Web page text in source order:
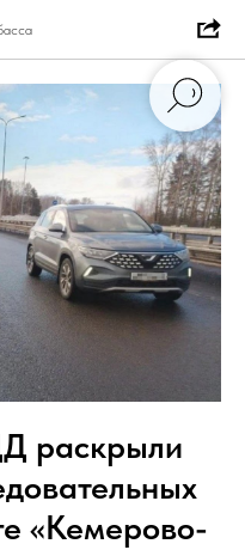
раскрыли
«Кемерово-